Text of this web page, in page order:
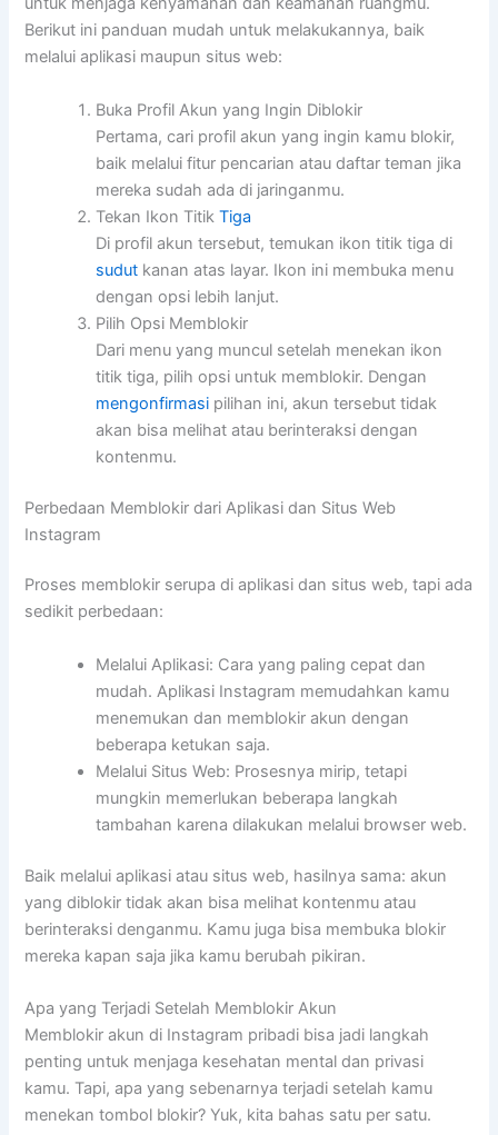
Berikut ini panduan mudah untuk melakukannya, baik
melalui aplikasi maupun situs web:
Buka Profil Akun yang Ingin Diblokir
Pertama, cari profil akun yang ingin kamu blokir,
baik melalui fitur pencarian atau daftar teman jika
mereka sudah ada di jaringanmu.
Tekan Ikon TitikTiga
Di profil akun tersebut, temukan ikon titik tiga di
sudut kanan atas layar. Ikon ini membuka menu
dengan opsi lebih lanjut.
Pilih Opsi Memblokir
Dari menu yang muncul setelah menekan ikon
titik tiga, pilih opsi untuk memblokir. Dengan
mengonfirmasi pilihan ini, akun tersebut tidak
akan bisa melihat atau berinteraksi dengan
kontenmu.
Perbedaan Memblokir dari Aplikasi dan Situs Web
Instagram
Proses memblokir serupa di aplikasi dan situs web, tapi ada
sedikit perbedaan:
Melalui Aplikasi: Cara yang paling cepat dan
mudah. Aplikasi Instagram memudahkan kamu
menemukan dan memblokir akun dengan
beberapa ketukan saja.
Melalui Situs Web: Prosesnya mirip, tetapi
mungkin memerlukan beberapa langkah
tambahan karena dilakukan melalui browser web.
Baik melalui aplikasi atau situs web, hasilnya sama: akun
yang diblokir tidak akan bisa melihat kontenmu atau
berinteraksi denganmu. Kamu juga bisa membuka blokir
mereka kapan saja jika kamu berubah pikiran.
Apa yang Terjadi Setelah Memblokir Akun
Memblokir akun di Instagram pribadi bisa jadi langkah
penting untuk menjaga kesehatan mental dan privasi
kamu. Tapi, apa yang sebenarnya terjadi setelah kamu
menekan tombol blokir? Yuk, kita bahas satu per satu.